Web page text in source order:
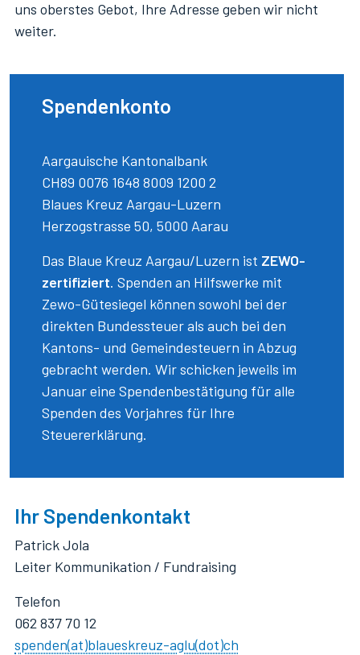
uns oberstes Gebot, Ihre Adresse geben wir nicht
weiter.
Spendenkonto
Aargauische Kantonalbank
CH89 0076 1648 8009 1200 2
Blaues Kreuz Aargau-Luzern
Herzogstrasse 50, 5000 Aarau
Das Blaue Kreuz Aargau/Luzern ist ZEWO-
zertifiziert. Spenden an Hilfswerke mit
Zewo-Gütesiegel können sowohl bei der
direkten Bundessteuer als auch bei den
Kantons- und Gemeindesteuern in Abzug
gebracht werden. Wir schicken jeweils im
Januar eine Spendenbestätigung für alle
Spenden des Vorjahres für Ihre
Steuererklärung.
Ihr Spendenkontakt
Patrick Jola
Leiter Kommunikation / Fundraising
Telefon
062 837 70 12
spenden(at)blaueskreuz-aglu(dot)ch